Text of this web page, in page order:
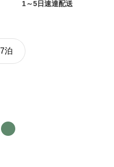
1～5日速達配送
泊
トミールグレー
ミッドナイトグリーン